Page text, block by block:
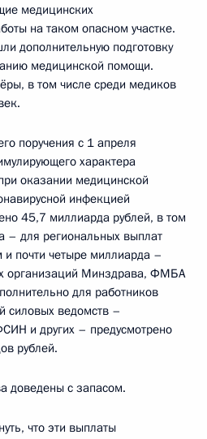
медицинских
на таком опасном участке.
дополнительную подготовку
медицинской помощи.
в том числе среди медиков
поручения с 1 апреля
характера
оказании медицинской
инфекцией
45,7 миллиарда рублей, в том
– для региональных выплат
почти четыре миллиарда –
организаций Минздрава, ФМБА
для работников
силовых ведомств –
и других – предусмотрено
рублей.
доведены с запасом.
что эти выплаты